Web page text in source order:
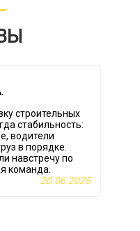
строительных
стабильность:
водители
в порядке.
навстречу по
команда.
20.06.2025